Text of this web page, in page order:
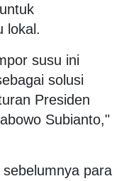
lokal.
susu ini
solusi
Presiden
Subianto,"
para